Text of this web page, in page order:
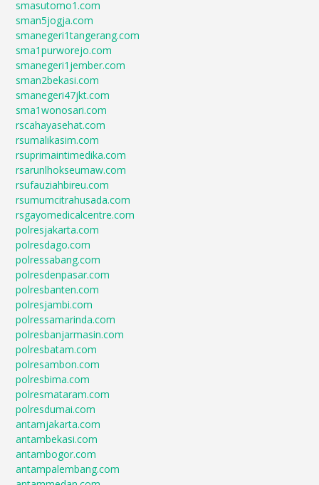
smasutomo1.com
sman5jogja.com
smanegeri1tangerang.com
sma1purworejo.com
smanegeri1jember.com
sman2bekasi.com
smanegeri47jkt.com
sma1wonosari.com
rscahayasehat.com
rsumalikasim.com
rsuprimaintimedika.com
rsarunlhokseumaw.com
rsufauziahbireu.com
rsumumcitrahusada.com
rsgayomedicalcentre.com
polresjakarta.com
polresdago.com
polressabang.com
polresdenpasar.com
polresbanten.com
polresjambi.com
polressamarinda.com
polresbanjarmasin.com
polresbatam.com
polresambon.com
polresbima.com
polresmataram.com
polresdumai.com
antamjakarta.com
antambekasi.com
antambogor.com
antampalembang.com